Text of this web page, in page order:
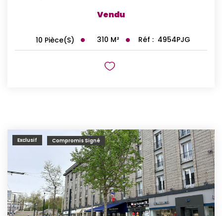
Vendu
10 Pièce(s) 310 M² Réf : 4954PJG
Exclusif Compromis Signé